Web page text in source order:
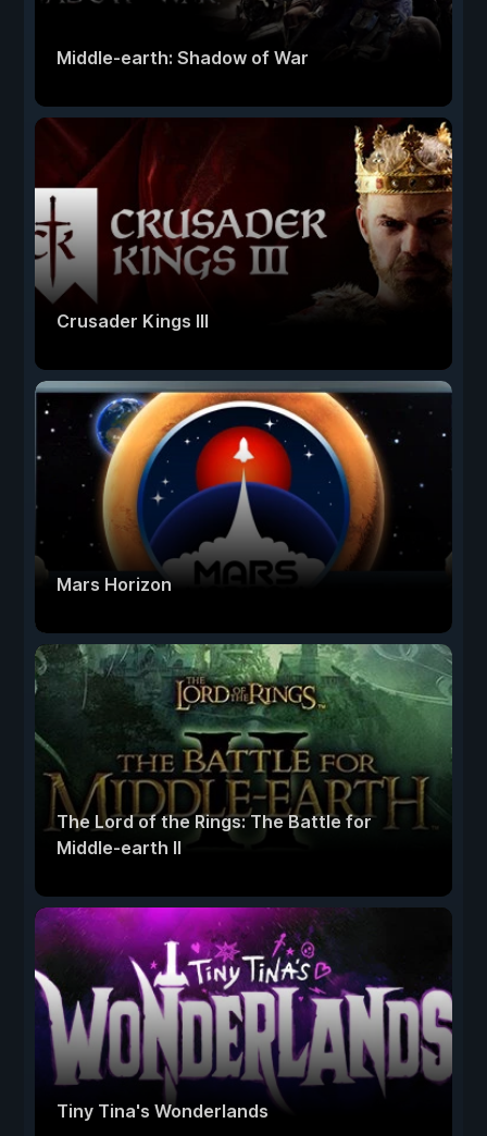
Middle-earth: Shadow of War
Crusader Kings III
Mars Horizon
The Lord of the Rings: The Battle for
Middle-earth II
Tiny Tina's Wonderlands